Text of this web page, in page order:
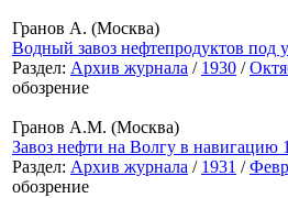
Гранов А. (Москва)
Водный завоз нефтепродуктов под
Раздел: Архив журнала / 1930 /
обозрение
Гранов А.М. (Москва)
Завоз нефти на Волгу в навигацию
Раздел: Архив журнала / 1931 /
обозрение